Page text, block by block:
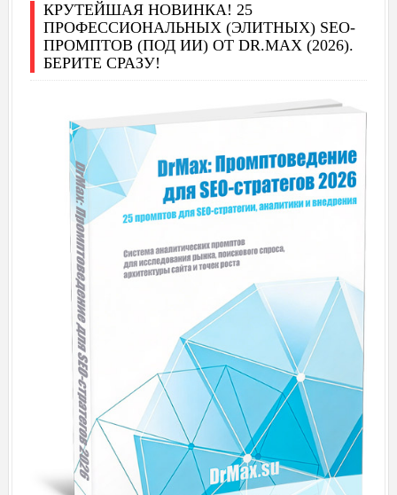
КРУТЕЙШАЯ НОВИНКА! 25
ПРОФЕССИОНАЛЬНЫХ (ЭЛИТНЫХ) SEO-
ПРОМПТОВ (ПОД ИИ) ОТ DR.MAX (2026).
БЕРИТЕ СРАЗУ!